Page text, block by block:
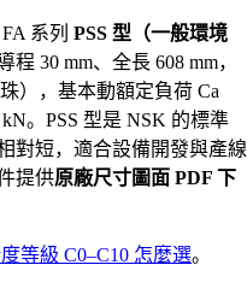
系列 PSS 型（一般環境
30 mm、全長 608 mm，
），基本動額定負荷 Ca
。PSS 型是 NSK 的標準
短，適合設備開發與產線
提供原廠尺寸圖面 PDF 下
等級 C0–C10 怎麼選。